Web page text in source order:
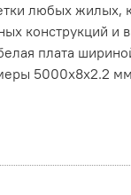
любых жилых,
конструкций и
плата
5000x8x2.2